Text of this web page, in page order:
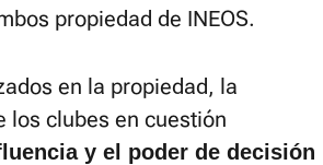
propiedad de INEOS.
en la propiedad, la
los clubes en cuestión
y el poder de decisión